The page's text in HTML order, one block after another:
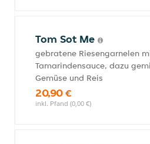
Tom Sot Me
gebratene Riesengarnelen
Tamarindensauce, dazu
Gemüse und Reis
20,90 €
inkl. Pfand (0,00 €)